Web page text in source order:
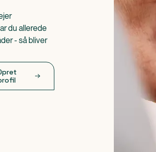
du allerede
- så bliver